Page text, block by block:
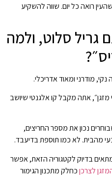
רואה כל יום. שווה להשקיע
גריל סלוט, ולמה
מודרני ומאוד אדריכלי.
אתה מקבל קו אלגנטי שיושב
נכון את מספר החריצים,
מהבית. לא כמו תוספת בדיעבד.
בדיוק לקטגוריה הזאת, אפשר
כחלק מתכנון הגימור